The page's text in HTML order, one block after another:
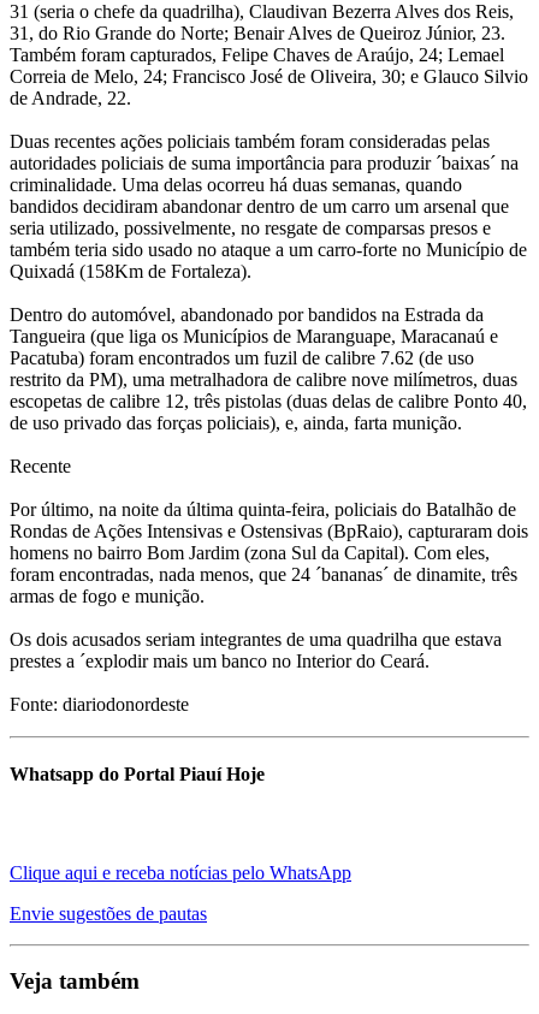
31 (seria o chefe da quadrilha), Claudivan Bezerra Alves dos Reis,
31, do Rio Grande do Norte; Benair Alves de Queiroz Júnior, 23.
Também foram capturados, Felipe Chaves de Araújo, 24; Lemael
Correia de Melo, 24; Francisco José de Oliveira, 30; e Glauco Silvio
de Andrade, 22.
Duas recentes ações policiais também foram consideradas pelas
autoridades policiais de suma importância para produzir ´baixas´ na
criminalidade. Uma delas ocorreu há duas semanas, quando
bandidos decidiram abandonar dentro de um carro um arsenal que
seria utilizado, possivelmente, no resgate de comparsas presos e
também teria sido usado no ataque a um carro-forte no Município de
Quixadá (158Km de Fortaleza).
Dentro do automóvel, abandonado por bandidos na Estrada da
Tangueira (que liga os Municípios de Maranguape, Maracanaú e
Pacatuba) foram encontrados um fuzil de calibre 7.62 (de uso
restrito da PM), uma metralhadora de calibre nove milímetros, duas
escopetas de calibre 12, três pistolas (duas delas de calibre Ponto 40,
de uso privado das forças policiais), e, ainda, farta munição.
Recente
Por último, na noite da última quinta-feira, policiais do Batalhão de
Rondas de Ações Intensivas e Ostensivas (BpRaio), capturaram dois
homens no bairro Bom Jardim (zona Sul da Capital). Com eles,
foram encontradas, nada menos, que 24 ´bananas´ de dinamite, três
armas de fogo e munição.
Os dois acusados seriam integrantes de uma quadrilha que estava
prestes a ´explodir mais um banco no Interior do Ceará.
Fonte: diariodonordeste
Whatsapp do Portal Piauí Hoje
Clique aqui e receba notícias pelo WhatsApp
Envie sugestões de pautas
Veja também